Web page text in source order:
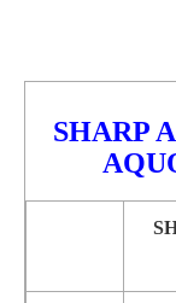
SHARP